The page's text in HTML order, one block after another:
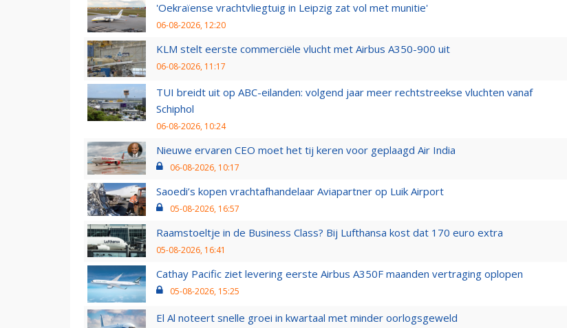
'Oekraïense vrachtvliegtuig in Leipzig zat vol met munitie'
06-08-2026, 12:20
KLM stelt eerste commerciële vlucht met Airbus A350-900 uit
06-08-2026, 11:17
TUI breidt uit op ABC-eilanden: volgend jaar meer rechtstreekse vluchten vanaf
Schiphol
06-08-2026, 10:24
Nieuwe ervaren CEO moet het tij keren voor geplaagd Air India
06-08-2026, 10:17
Saoedi’s kopen vrachtafhandelaar Aviapartner op Luik Airport
05-08-2026, 16:57
Raamstoeltje in de Business Class? Bij Lufthansa kost dat 170 euro extra
05-08-2026, 16:41
Cathay Pacific ziet levering eerste Airbus A350F maanden vertraging oplopen
05-08-2026, 15:25
El Al noteert snelle groei in kwartaal met minder oorlogsgeweld